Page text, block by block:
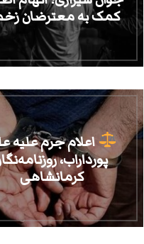
کمک به معترضان
اعلام جرم علیه
پورداراب،
کرمانشاهی